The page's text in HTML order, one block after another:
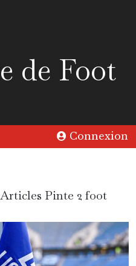
de Foot
Connexion
Pinte 2 foot